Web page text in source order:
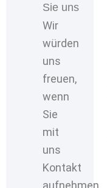
Sie uns
Wir
würden
uns
freuen,
wenn
Sie
mit
uns
Kontakt
aufnehmen.